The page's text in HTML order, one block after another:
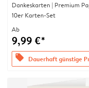
Dankeskarten | Premium
10er Karten-Set
Ab
9,99 €*
offers Dauerhaft günstige